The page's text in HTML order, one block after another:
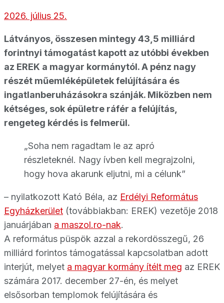
2026. július 25.
Látványos, összesen mintegy 43,5 milliárd
forintnyi támogatást kapott az utóbbi években
az EREK a magyar kormánytól. A pénz nagy
részét műemléképületek felújítására és
ingatlanberuházásokra szánják. Miközben nem
kétséges, sok épületre ráfér a felújítás,
rengeteg kérdés is felmerül.
„Soha nem ragadtam le az apró
részleteknél. Nagy ívben kell megrajzolni,
hogy hova akarunk eljutni, mi a célunk”
– nyilatkozott Kató Béla, az Erdélyi Református
Egyházkerület (továbbiakban: EREK) vezetője 2018
januárjában a maszol.ro-nak.
A református püspök azzal a rekordösszegű, 26
milliárd forintos támogatással kapcsolatban adott
interjút, melyet a magyar kormány ítélt meg az EREK
számára 2017. december 27-én, és melyet
elsősorban templomok felújítására és